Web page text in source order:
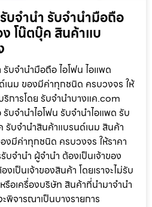
บจำนำ รับจำนำมือถือ
โน๊ตบุ๊ค สินค้าแบ
บจำนำมือถือ ไอโฟน ไอแพด
นม ของมีค่าทุกชนิด ครบวงจร ให้
การโดย รับจํานําบางแค.com
บจำนำไอโฟน รับจำนำไอแพด รับ
รับจำนำสินค้าแบรนด์เนม สินค้า
งมีค่าทุกชนิด ครบวงจร ให้ราคา
บจำนำ ผู้จำนำ ต้องเป็นเจ้าของ
เป็นเจ้าของสินค้า โดยเราจะไม่รับ
รือเครื่องบริษัท สินค้าที่นำมาจำนำ
พิจารณาเป็นบางรายการ